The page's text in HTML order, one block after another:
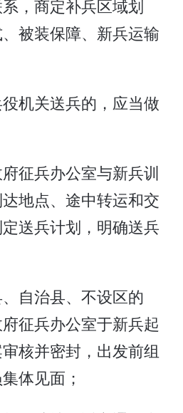
，商定补兵区域划
被装保障、新兵运输
机关送兵的，应当做
府征兵办公室与新兵训
地点、途中转运和交
送兵计划，明确送兵
、自治县、不设区的
征兵办公室于新兵起
核并密封，出发前组
体见面；